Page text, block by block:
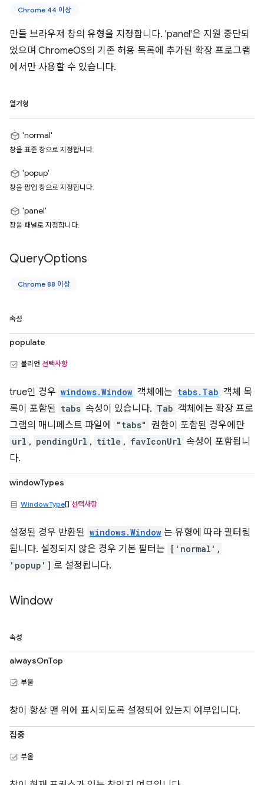
Chrome 44 이상
만들 브라우저 창의 유형을 지정합니다. 'panel'은 지원 중단되
었으며 ChromeOS의 기존 허용 목록에 추가된 확장 프로그램
에서만 사용할 수 있습니다.
열거형
'normal'
창을 표준 창으로 지정합니다.
'popup'
창을 팝업 창으로 지정합니다.
'panel'
창을 패널로 지정합니다.
QueryOptions
Chrome 88 이상
속성
populate
불리언 선택사항
true인 경우 windows.Window 객체에는 tabs.Tab 객체 목
록이 포함된 tabs 속성이 있습니다. Tab 객체에는 확장 프로
그램의 매니페스트 파일에
"tabs" 권한이 포함된 경우에만
url , pendingUrl , title , favIconUrl 속성이 포함됩니
다.
windowTypes
WindowType[] 선택사항
설정된 경우 반환된 windows.Window 는 유형에 따라 필터링
됩니다. 설정되지 않은 경우 기본 필터는
['normal',
'popup'] 로 설정됩니다.
Window
속성
alwaysOnTop
부울
창이 항상 맨 위에 표시되도록 설정되어 있는지 여부입니다.
집중
부울